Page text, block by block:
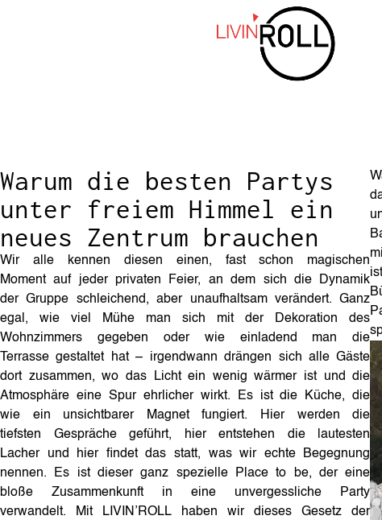
Warum die besten Partys
unter freiem Himmel ein
neues Zentrum brauchen
Wir alle kennen diesen einen, fast schon magischen
Moment auf jeder privaten Feier, an dem sich die Dynamik
der Gruppe schleichend, aber unaufhaltsam verändert. Ganz
egal, wie viel Mühe man sich mit der Dekoration des
Wohnzimmers gegeben oder wie einladend man die
Terrasse gestaltet hat – irgendwann drängen sich alle Gäste
dort zusammen, wo das Licht ein wenig wärmer ist und die
Atmosphäre eine Spur ehrlicher wirkt. Es ist die Küche, die
wie ein unsichtbarer Magnet fungiert. Hier werden die
tiefsten Gespräche geführt, hier entstehen die lautesten
Lacher und hier findet das statt, was wir echte Begegnung
nennen. Es ist dieser ganz spezielle Place to be, der eine
bloße Zusammenkunft in eine unvergessliche Party
verwandelt. Mit LIVIN’ROLL haben wir dieses Gesetz der